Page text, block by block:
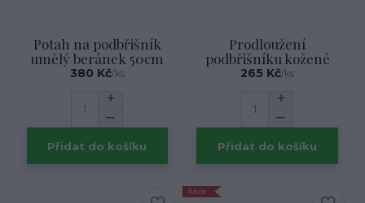
Potah na podbřišník
umělý beránek 50cm
380 Kč/ks
Přidat do košíku
Prodloužení
podbřišníku kožené
265 Kč/ks
Přidat do košíku
Akce